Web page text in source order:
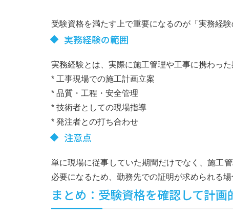
受験資格を満たす上で重要になるのが「実務経験
実務経験の範囲
実務経験とは、実際に施工管理や工事に携わっ
* 工事現場での施工計画立案
* 品質・工程・安全管理
* 技術者としての現場指導
* 発注者との打ち合わせ
注意点
単に現場に従事していた期間だけでなく、施工
必要になるため、勤務先での証明が求められる場
まとめ：受験資格を確認して計画